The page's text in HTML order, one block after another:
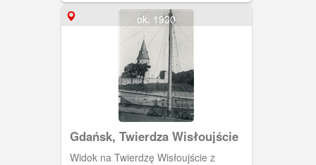
ok. 1930
Gdańsk, Twierdza Wisłoujście
Widok na Twierdzę Wisłoujście z